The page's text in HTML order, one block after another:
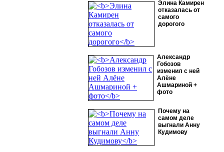
Элина Камирен
отказалась от
самого
дорогого
Александр
Гобозов
изменил с ней
Алёне
Ашмариной +
фото
Почему на
самом деле
выгнали Анну
Кудимову